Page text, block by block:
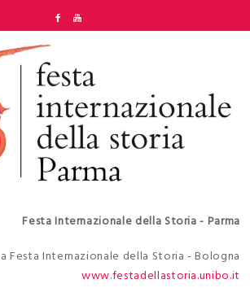
Festa Internazionale della Storia - Parma
Festa Internazionale della Storia - Bologna
www.festadellastoria.unibo.it